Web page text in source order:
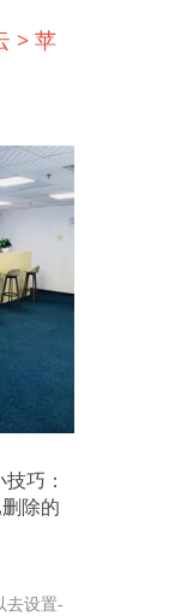
> 苹
巧：
除的
去设置-